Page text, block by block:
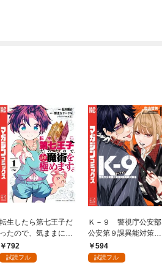
転生したら第七王子だ
ったので、気ままに魔
術を極めます（１）
792
試読フル
Ｋ－９ 警視庁公安部
公安第９課異能対策係
（１）
594
試読フル